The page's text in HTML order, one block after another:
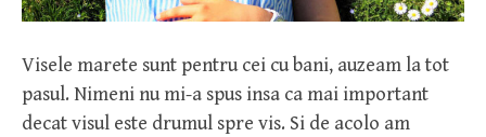
Visele marete sunt pentru cei cu bani, auzeam la tot
pasul. Nimeni nu mi-a spus insa ca mai important
decat visul este drumul spre vis. Si de acolo am